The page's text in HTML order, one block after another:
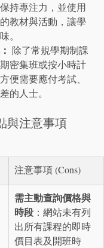
持專注力，並使用
教材與活動，讓學
。
除了常規學期制課
密集班或按小時計
便需要應付考試、
的人士。
與注意事項
注意事項 (Cons)
需主動查詢價格與
時段 ：網站未有列
出所有課程的即時
價目表及開班時